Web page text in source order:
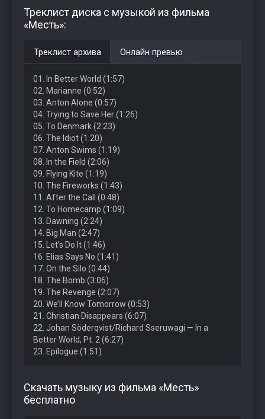
Треклист диска с музыкой из фильма
«Месть»:
Треклист архива Онлайн превью
01. In Better World (1:57)
02. Marianne (0:52)
03. Anton Alone (0:57)
04. Trying to Save Her (1:26)
05. To Denmark (2:23)
06. The Idiot (1:20)
07. Anton Swims (1:19)
08. In the Field (2:06)
09. Flying Kite (1:19)
10. The Fireworks (1:43)
11. After the Call (0:48)
12. To Homecamp (1:09)
13. Dawning (2:24)
14. Big Man (2:47)
15. Let’s Do It (1:46)
16. Elias Says No (1:41)
17. On the Silo (0:44)
18. The Bomb (3:06)
19. The Revenge (2:07)
20. We’ll Know Tomorrow (0:53)
21. Christian Disappears (6:07)
22. Johan Söderqvist/Richard Sseruwagi — In a
Better World, Pt. 2 (6:27)
23. Epilogue (1:51)
Скачать музыку из фильма «Месть»
бесплатно